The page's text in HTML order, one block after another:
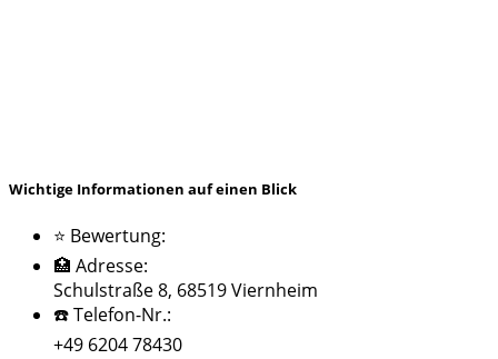
Wichtige Informationen auf einen Blick
⭐ Bewertung:
🏥 Adresse:
Schulstraße 8, 68519 Viernheim
☎️ Telefon-Nr.:
+49 6204 78430